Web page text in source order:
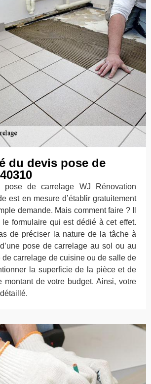
du devis pose de
pose de carrelage WJ Rénovation
est en mesure d’établir gratuitement
demande. Mais comment faire ? Il
formulaire qui est dédié à cet effet.
de préciser la nature de la tâche à
pose de carrelage au sol ou au
de carrelage de cuisine ou de salle de
la superficie de la pièce et de
montant de votre budget. Ainsi, votre